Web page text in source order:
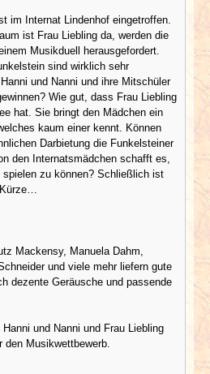
im Internat Lindenhof eingetroffen.
ist Frau Liebling da, werden die
Musikduell herausgefordert.
sind wirklich sehr
und Nanni und ihre Mitschüler
Wie gut, dass Frau Liebling
hat. Sie bringt den Mädchen ein
kaum einer kennt. Können
Darbietung die Funkelsteiner
den Internatsmädchen schafft es,
zu können? Schließlich ist
Mackensy, Manuela Dahm,
und viele mehr liefern gute
dezente Geräusche und passende
und Nanni und Frau Liebling
den Musikwettbewerb.